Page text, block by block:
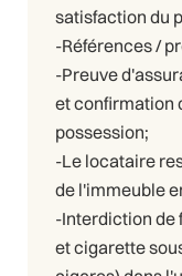
satisfaction du
-Références /
-Preuve
et confirmation
possession;
-Le locataire
de l'immeuble
-Interdiction de
et cigarette